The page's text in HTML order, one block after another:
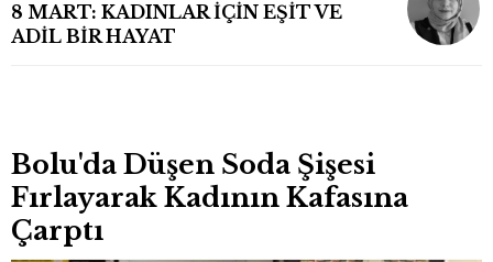
8 MART: KADINLAR İÇİN EŞİT VE
ADİL BİR HAYAT
Bolu'da Düşen Soda Şişesi
Fırlayarak Kadının Kafasına
Çarptı